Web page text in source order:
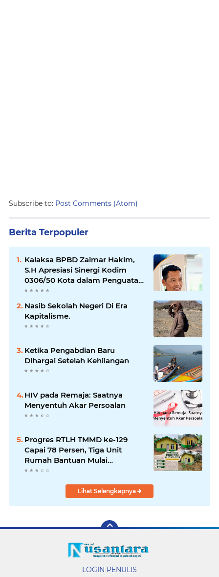
Subscribe to: Post Comments (Atom)
Berita Terpopuler
Kalaksa BPBD Zaimar Hakim,
S.H Apresiasi Sinergi Kodim
0306/50 Kota dalam Penguatan
Mitigasi dan Penanganan
Bencana
Nasib Sekolah Negeri Di Era
Kapitalisme.
Ketika Pengabdian Baru
Dihargai Setelah Kehilangan
HIV pada Remaja: Saatnya
Menyentuh Akar Persoalan
Progres RTLH TMMD ke-129
Capai 78 Persen, Tiga Unit
Rumah Bantuan Mulai
Rampung
Lihat Selengkapnya
LOGIN PENULIS